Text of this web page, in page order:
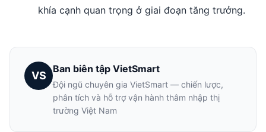
khía cạnh quan trọng ở giai đoạn tăng trưởng.
VS
Ban biên tập VietSmart
Đội ngũ chuyên gia VietSmart — chiến lược,
phân tích và hỗ trợ vận hành thâm nhập thị
trường Việt Nam